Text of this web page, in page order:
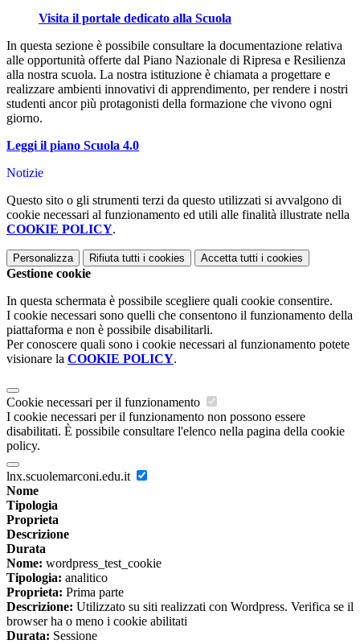
Visita il portale dedicato alla Scuola
In questa sezione è possibile consultare la documentazione relativa
alle opportunità offerte dal Piano Nazionale di Ripresa e Resilienza
alla nostra scuola. La nostra istituzione è chiamata a progettare e
realizzare ambienti innovativi di apprendimento, per rendere i nostri
studenti ancor più protagonisti della formazione che vivono ogni
giorno.
Leggi il piano Scuola 4.0
Notizie
Questo sito o gli strumenti terzi da questo utilizzati si avvalgono di
cookie necessari al funzionamento ed utili alle finalità illustrate nella
COOKIE POLICY.
Personalizza Rifiuta tutti i cookies Accetta tutti i cookies
Gestione cookie
In questa schermata è possibile scegliere quali cookie consentire.
I cookie necessari sono quelli che consentono il funzionamento della
piattaforma e non è possibile disabilitarli.
Per conoscere quali sono i cookie necessari al funzionamento potete
visionare la COOKIE POLICY.
Cookie necessari per il funzionamento
I cookie necessari per il funzionamento non possono essere
disabilitati. È possibile consultare l'elenco nella pagina della cookie
policy.
lnx.scuolemarconi.edu.it
Nome
Tipologia
Proprieta
Descrizione
Durata
Nome: wordpress_test_cookie
Tipologia: analitico
Proprieta: Prima parte
Descrizione: Utilizzato su siti realizzati con Wordpress. Verifica se il
browser ha o meno i cookie abilitati
Durata: Sessione